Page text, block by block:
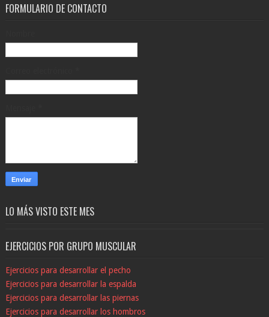
FORMULARIO DE CONTACTO
LO MÁS VISTO ESTE MES
EJERCICIOS POR GRUPO MUSCULAR
Ejercicios para desarrollar el pecho
Ejercicios para desarrollar la espalda
Ejercicios para desarrollar las piernas
Ejercicios para desarrollar los hombros